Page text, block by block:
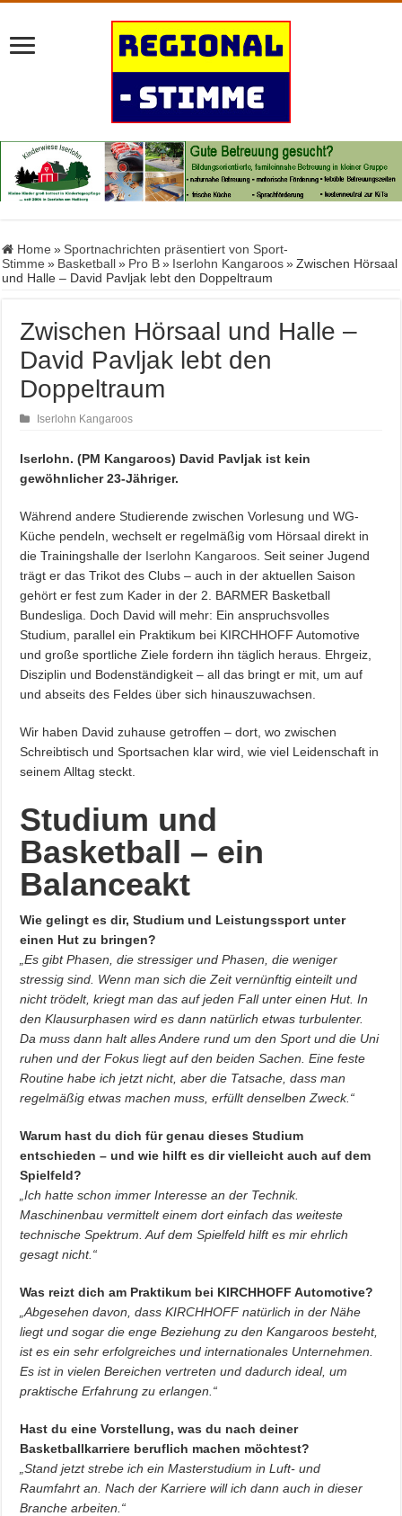
Home » Sportnachrichten präsentiert von Sport-
Stimme » Basketball » Pro B » Iserlohn Kangaroos » Zwischen Hörsaal
und Halle – David Pavljak lebt den Doppeltraum
Zwischen Hörsaal und Halle –
David Pavljak lebt den
Doppeltraum
Iserlohn Kangaroos
Iserlohn. (PM Kangaroos) David Pavljak ist kein
gewöhnlicher 23-Jähriger.
Während andere Studierende zwischen Vorlesung und WG-
Küche pendeln, wechselt er regelmäßig vom Hörsaal direkt in
die Trainingshalle der Iserlohn Kangaroos . Seit seiner Jugend
trägt er das Trikot des Clubs – auch in der aktuellen Saison
gehört er fest zum Kader in der 2. BARMER Basketball
Bundesliga. Doch David will mehr: Ein anspruchsvolles
Studium, parallel ein Praktikum bei KIRCHHOFF Automotive
und große sportliche Ziele fordern ihn täglich heraus. Ehrgeiz,
Disziplin und Bodenständigkeit – all das bringt er mit, um auf
und abseits des Feldes über sich hinauszuwachsen.
Wir haben David zuhause getroffen – dort, wo zwischen
Schreibtisch und Sportsachen klar wird, wie viel Leidenschaft in
seinem Alltag steckt.
Studium und
Basketball – ein
Balanceakt
Wie gelingt es dir, Studium und Leistungssport unter
einen Hut zu bringen?
„Es gibt Phasen, die stressiger und Phasen, die weniger
stressig sind. Wenn man sich die Zeit vernünftig einteilt und
nicht trödelt, kriegt man das auf jeden Fall unter einen Hut. In
den Klausurphasen wird es dann natürlich etwas turbulenter.
Da muss dann halt alles Andere rund um den Sport und die Uni
ruhen und der Fokus liegt auf den beiden Sachen. Eine feste
Routine habe ich jetzt nicht, aber die Tatsache, dass man
regelmäßig etwas machen muss, erfüllt denselben Zweck.“
Warum hast du dich für genau dieses Studium
entschieden – und wie hilft es dir vielleicht auch auf dem
Spielfeld?
„Ich hatte schon immer Interesse an der Technik.
Maschinenbau vermittelt einem dort einfach das weiteste
technische Spektrum. Auf dem Spielfeld hilft es mir ehrlich
gesagt nicht.“
Was reizt dich am Praktikum bei KIRCHHOFF Automotive?
„Abgesehen davon, dass KIRCHHOFF natürlich in der Nähe
liegt und sogar die enge Beziehung zu den Kangaroos besteht,
ist es ein sehr erfolgreiches und internationales Unternehmen.
Es ist in vielen Bereichen vertreten und dadurch ideal, um
praktische Erfahrung zu erlangen.“
Hast du eine Vorstellung, was du nach deiner
Basketballkarriere beruflich machen möchtest?
„Stand jetzt strebe ich ein Masterstudium in Luft- und
Raumfahrt an. Nach der Karriere will ich dann auch in dieser
Branche arbeiten.“